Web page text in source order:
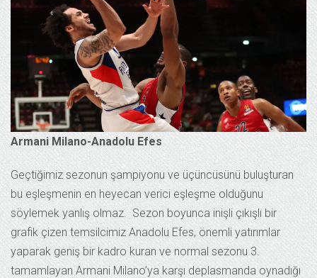
Armani Milano-Anadolu Efes
Geçtiğimiz sezonun şampiyonu ve üçüncüsünü buluşturan
bu eşleşmenin en heyecan verici eşleşme olduğunu
söylemek yanlış olmaz. Sezon boyunca inişli çıkışlı bir
grafik çizen temsilcimiz Anadolu Efes, önemli yatırımlar
yaparak geniş bir kadro kuran ve normal sezonu 3.
tamamlayan Armani Milano’ya karşı deplasmanda oynadığı